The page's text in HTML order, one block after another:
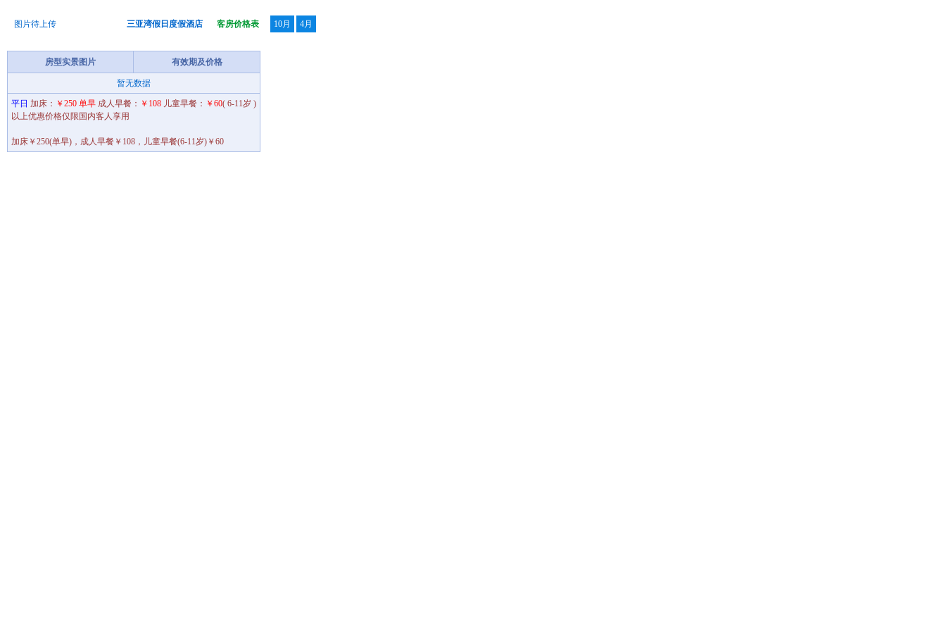
图片待上传 三亚湾假日度假酒店 客房价格表 10月 4月
房型实景图片 有效期及价格
暂无数据
平日 加床： ￥250 单早 成人早餐： ￥108 儿童早餐： ￥60( 6-11岁 )
以上优惠价格仅限国内客人享用
加床￥250(单早)，成人早餐￥108，儿童早餐(6-11岁)￥60